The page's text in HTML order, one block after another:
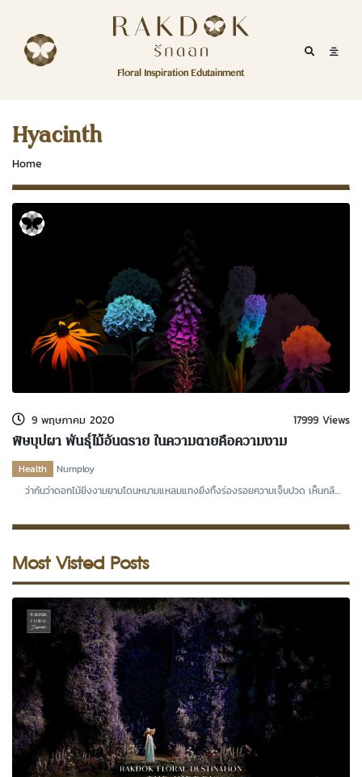
RakDok (รักดอก)
Floral Inspiration Edutainment
Mobile
RakDok
Menu
MAGAZINE
EDUTAINMENT
RAKDOK
MARKET
CONTACT
Channel Facebook
Twitter
Channel Youtube
Hyacinth
Home
9 พฤษภาคม 2020 17999 Views
พิษบุปผา พันธุ์ไม้อันตราย ในความตายคือความงาม
Health
Numploy
ว่ากันว่าดอกไม้ยิ่งงามยามโดนหนามแหลมแทงยิ่งทิ้งร่องรอยความเจ็บปวด เห็นกลี
Most Visted Posts